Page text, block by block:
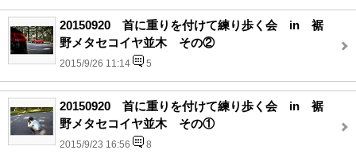
20150920 首に重りを付けて練り歩く会 in 裾
野メタセコイヤ並木 その②
2015/9/26 11:14 5
20150920 首に重りを付けて練り歩く会 in 裾
野メタセコイヤ並木 その①
2015/9/23 16:56 8